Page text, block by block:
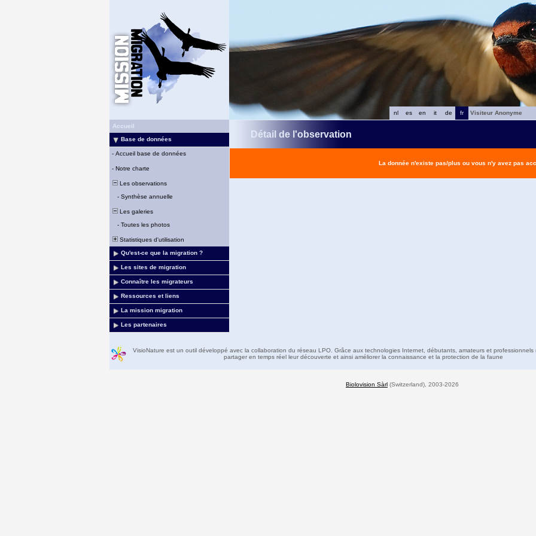
fr
de
it
en
es
nl
Visiteur Anonyme
Accueil
Base de données
- Accueil base de données
- Notre charte
Les observations
- Synthèse annuelle
Les galeries
- Toutes les photos
Statistiques d'utilisation
Qu'est-ce que la migration ?
Les sites de migration
Connaître les migrateurs
Ressources et liens
La mission migration
Les partenaires
Détail de l'observation
La donnée n'existe pas/plus ou vous n'y avez pas
VisioNature est un outil développé avec la collaboration du réseau LPO. Grâce aux technologies Internet, débutants, amateurs et professionnels
partager en temps réel leur découverte et ainsi améliorer la connaissance et la protection de la faune
Biolovision Sàrl (Switzerland), 2003-2026